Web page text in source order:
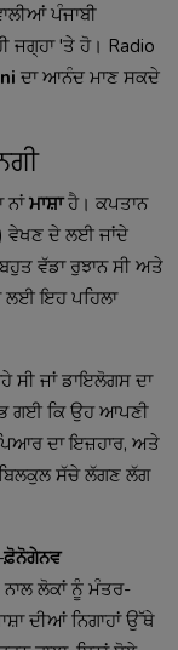
ਪੰਜਾਬੀ
ਜਗ੍ਹਾ 'ਤੇ ਹੋ। Radio
ਦਾ ਆਨੰਦ ਮਾਣ ਸਕਦੇ
ਨਾਂਮਾਸ਼ਾਹੈ। ਕਪਤਾਨ
ਵੇਖਣ ਦੇ ਲਈ ਜਾਂਦੇ
ਵੱਡਾ ਰੁਝਾਨ ਸੀ ਅਤੇ
ਲਈ ਇਹ ਪਹਿਲਾ
ਸੀ ਜਾਂ ਡਾਇਲੋਗਸ ਦਾ
ਗਈ ਕਿ ਉਹ ਆਪਣੀ
ਦਾ ਇਜ਼ਹਾਰ, ਅਤੇ
ਸੱਚੇ ਲੱਗਣ ਲੱਗ
ਫ਼ੋਨੋਗੇਨਵ
ਨਾਲ ਲੋਕਾਂ ਨੂੰ ਮੰਤਰ-
ਦੀਆਂ ਨਿਗਾਹਾਂ ਉੱਥੇ